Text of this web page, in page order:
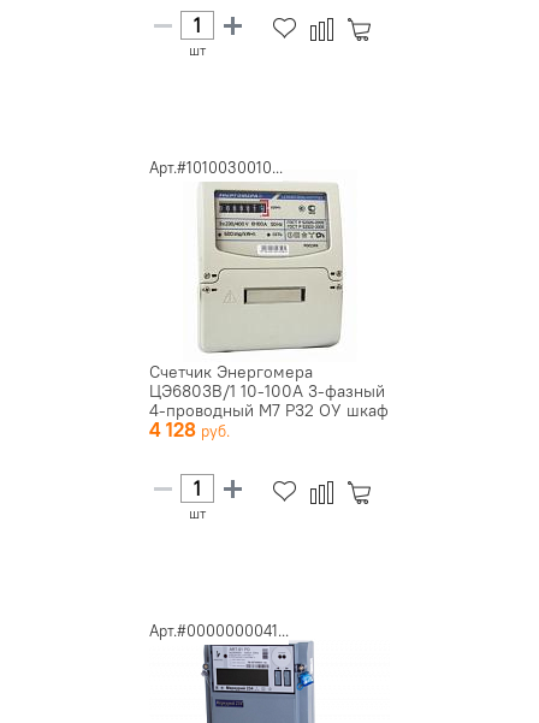
шт
Арт.#1010030010...
Счетчик Энергомера
ЦЭ6803В/1 10-100А 3-фазный
4-проводный М7 Р32 ОУ шкаф
4 128
шт
Арт.#0000000041...